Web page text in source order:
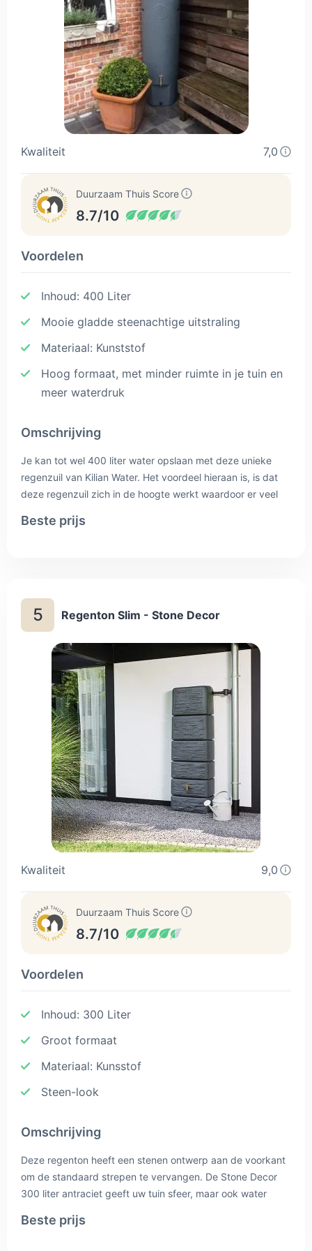
Kwaliteit 7,0
Duurzaam Thuis Score
8.7/10
Voordelen
Inhoud: 400 Liter
Mooie gladde steenachtige uitstraling
Materiaal: Kunststof
Hoog formaat, met minder ruimte in je tuin en
meer waterdruk
Omschrijving
Je kan tot wel 400 liter water opslaan met deze unieke
regenzuil van Kilian Water. Het voordeel hieraan is, is dat
deze regenzuil zich in de hoogte werkt waardoor er veel
wanneer je met het kraantje water uit de zuil wilt halen. Dit
voorzien van een deksel aan de bovenkant waardoor je
eventueel controle kunt uitvoeren. Ook zit er een kraantje
bij welke op een hoogte geplaatst kan worden zodat er
nog een emmer onder past. Voor de aansluiting van deze
regenzuil zit alles inbegrepen, het wordt ten zeerste
aangeraden om de handleiding op te volgen met het
aansluiten van de regenton. Het kwalitatieve topsegment
in regentonnenland. De Regenzuilen worden standaard
compleet geleverd met een degelijke PP-kunststof kraan,
een 80 mm vulautomaat, bevestiging-, en aansluitmateriaal
en een installatiehandleiding. Ook het toebehoren is
vanzelfsprekend van de beste kwaliteit. Inbegrepen bij
regenzuil: Handleiding Vulset 80mm Kraantje
Beste prijs
5 Regenton Slim - Stone Decor
Kwaliteit 9,0
Duurzaam Thuis Score
8.7/10
Voordelen
Inhoud: 300 Liter
Groot formaat
Materiaal: Kunsstof
Steen-look
Omschrijving
Deze regenton heeft een stenen ontwerp aan de voorkant
om de standaard strepen te vervangen. De Stone Decor
300 liter antraciet geeft uw tuin sfeer, maar ook water
droger en uw tuin heeft gewoon water nodig. Soms wordt
Beste prijs